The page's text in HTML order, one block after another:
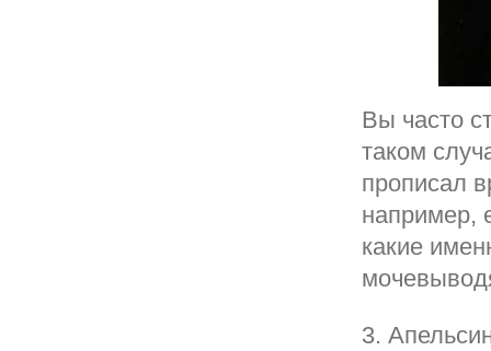
Вы часто
таком
прописал
например,
какие
3.